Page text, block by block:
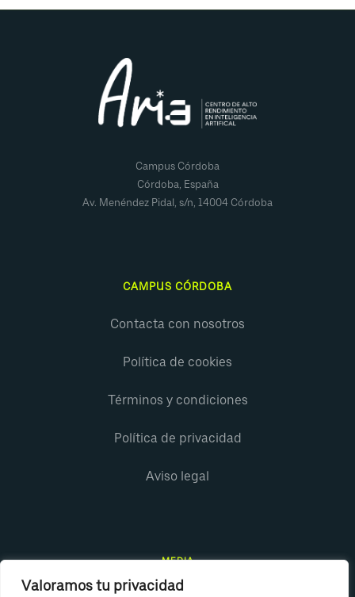
Valoramos tu privacidad
Campus Córdoba
Córdoba, España
Av. Menéndez Pidal, s/n, 14004 Córdoba
CAMPUS CÓRDOBA
Contacta con nosotros
Política de cookies
Términos y condiciones
Política de privacidad
Aviso legal
MEDIA